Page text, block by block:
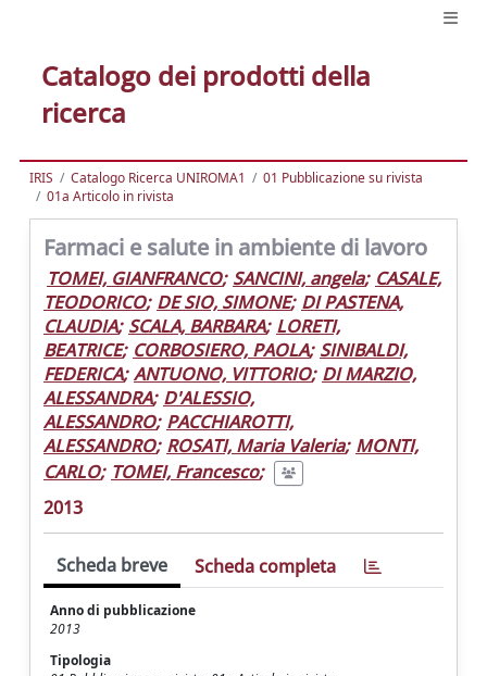
Catalogo dei prodotti della
ricerca
IRIS Catalogo Ricerca UNIROMA1
01 Pubblicazione su rivista
01a Articolo in rivista
Farmaci e salute in ambiente di lavoro
TOMEI, GIANFRANCO; SANCINI, angela; CASALE,
TEODORICO; DE SIO, SIMONE; DI PASTENA,
CLAUDIA; SCALA, BARBARA; LORETI,
BEATRICE; CORBOSIERO, PAOLA; SINIBALDI,
FEDERICA; ANTUONO, VITTORIO; DI MARZIO,
ALESSANDRA; D'ALESSIO,
ALESSANDRO; PACCHIAROTTI,
ALESSANDRO; ROSATI, Maria Valeria; MONTI,
CARLO; TOMEI, Francesco;
2013
Scheda breve Scheda completa
Anno di pubblicazione
2013
Tipologia